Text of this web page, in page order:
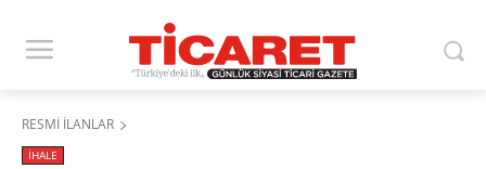
RESMİ İLANLAR
İHALE